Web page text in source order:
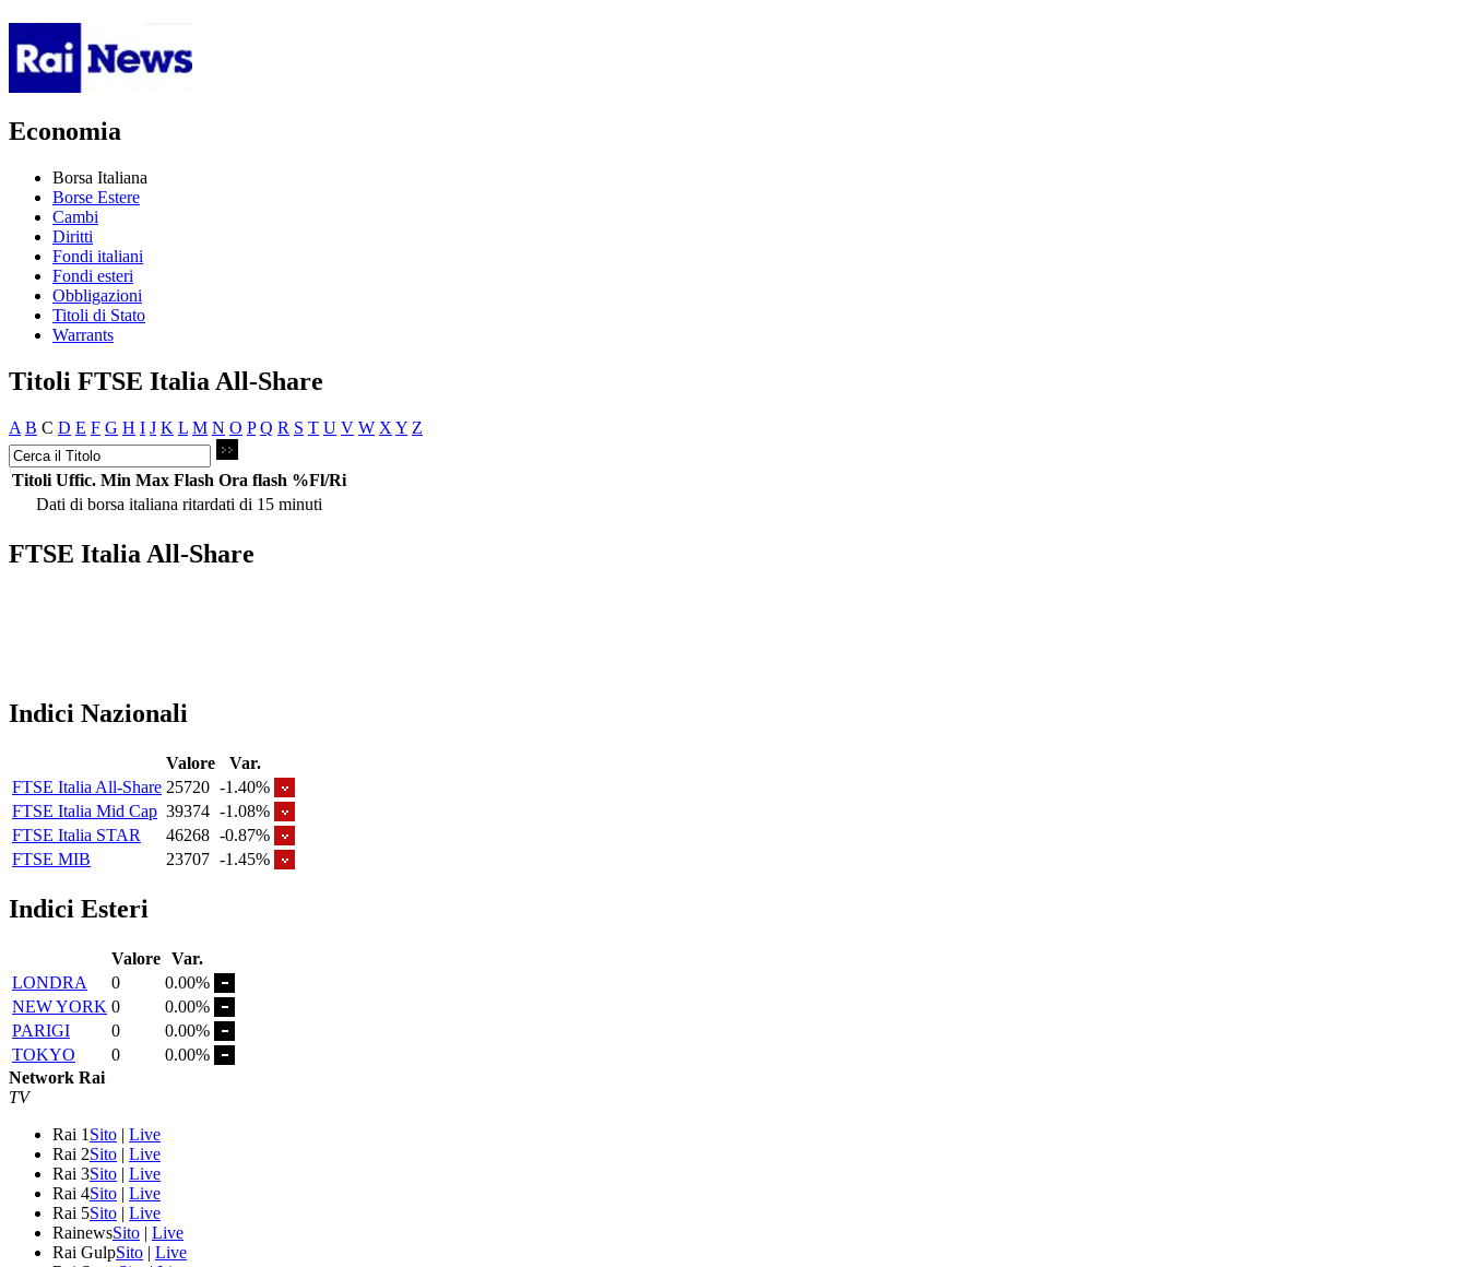
Economia
Borsa Italiana
Borse Estere
Cambi
Diritti
Fondi italiani
Fondi esteri
Obbligazioni
Titoli di Stato
Warrants
Titoli FTSE Italia All-Share
A B C D E F G H I J K L M N O P Q R S T U V W X Y Z
Titoli Uffic. Min Max Flash Ora flash %Fl/Ri
Dati di borsa italiana ritardati di 15 minuti
FTSE Italia All-Share
Indici Nazionali
Valore
Var.
FTSE Italia All-Share 25720 -1.40%
FTSE Italia Mid Cap 39374 -1.08%
FTSE Italia STAR
46268 -0.87%
FTSE MIB
23707 -1.45%
Indici Esteri
Valore Var.
LONDRA
0
0.00%
NEW YORK 0
0.00%
PARIGI
0
0.00%
TOKYO
0
0.00%
Network Rai
TV
Rai 1 Sito | Live
Rai 2Sito | Live
Rai 3Sito | Live
Rai 4Sito | Live
Rai 5Sito | Live
RainewsSito | Live
Rai GulpSito | Live